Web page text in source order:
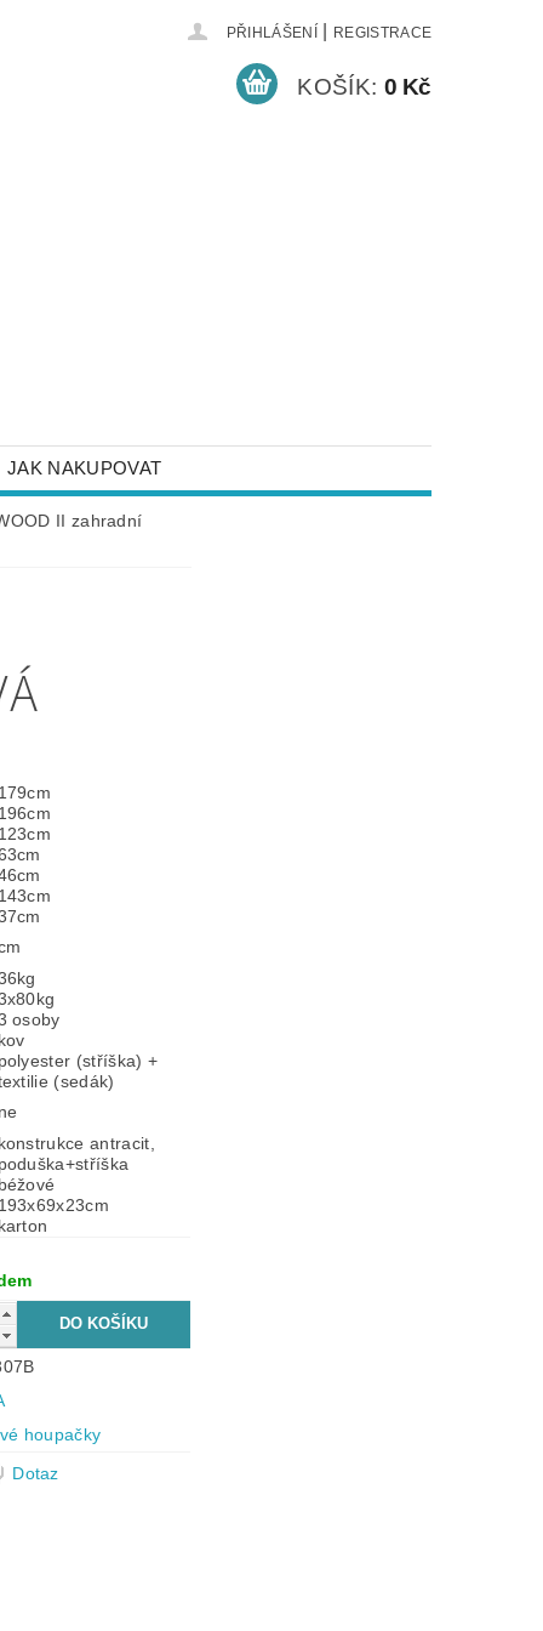
PŘIHLÁŠENÍ REGISTRACE
KOŠÍK: 0 Kč
JAK NAKUPOVAT
NEJČASTĚJŠÍ DOTAZY
II zahradní
179cm
196cm
123cm
143cm
osoby
kov
polyester (stříška) +
(sedák)
ne
konstrukce antracit,
poduška+stříška
béžové
193x69x23cm
karton
houpačky
Dotaz